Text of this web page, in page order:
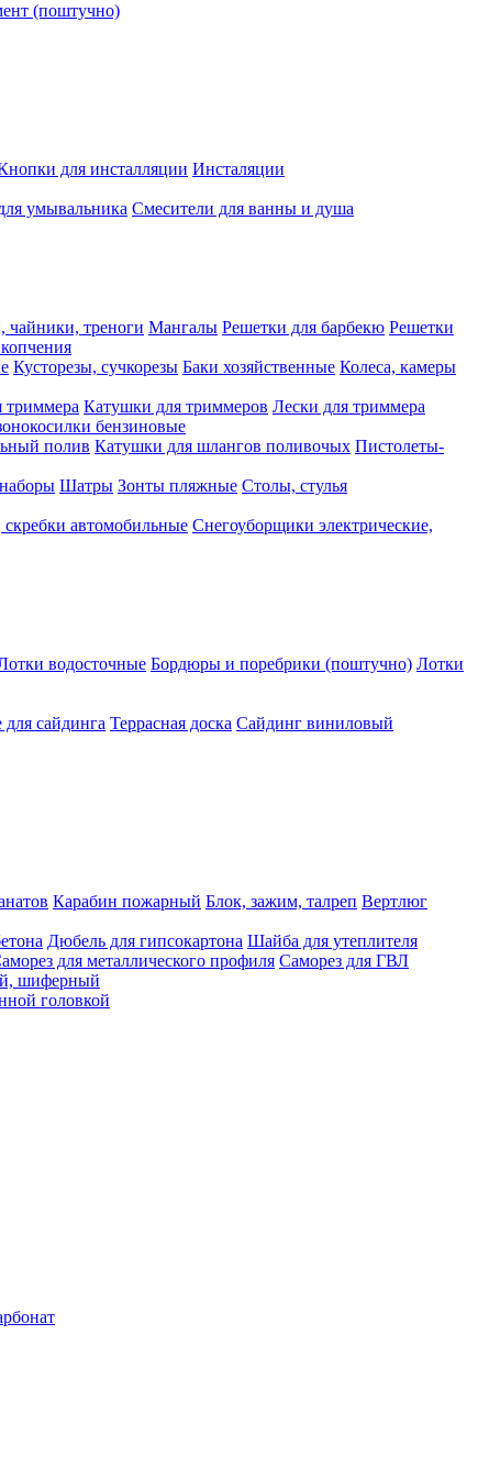
(поштучно)
для инсталляции Инсталяции
умывальника Смесители для ванны и душа
чайники, треноги Мангалы Решетки для барбекю Решетки
Кусторезы, сучкорезы Баки хозяйственные Колеса, камеры
триммера Катушки для триммеров Лески для триммера
бензиновые
полив Катушки для шлангов поливочых Пистолеты-
Шатры Зонты пляжные Столы, стулья
автомобильные Снегоуборщики электрические,
водосточные Бордюры и поребрики (поштучно) Лотки
сайдинга Террасная доска Сайдинг виниловый
Карабин пожарный Блок, зажим, талреп Вертлюг
Дюбель для гипсокартона Шайба для утеплителя
для металлического профиля Саморез для ГВЛ
шиферный
головкой